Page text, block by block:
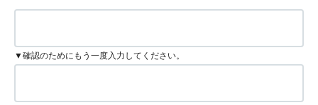
▼確認のためにもう一度入力してください。